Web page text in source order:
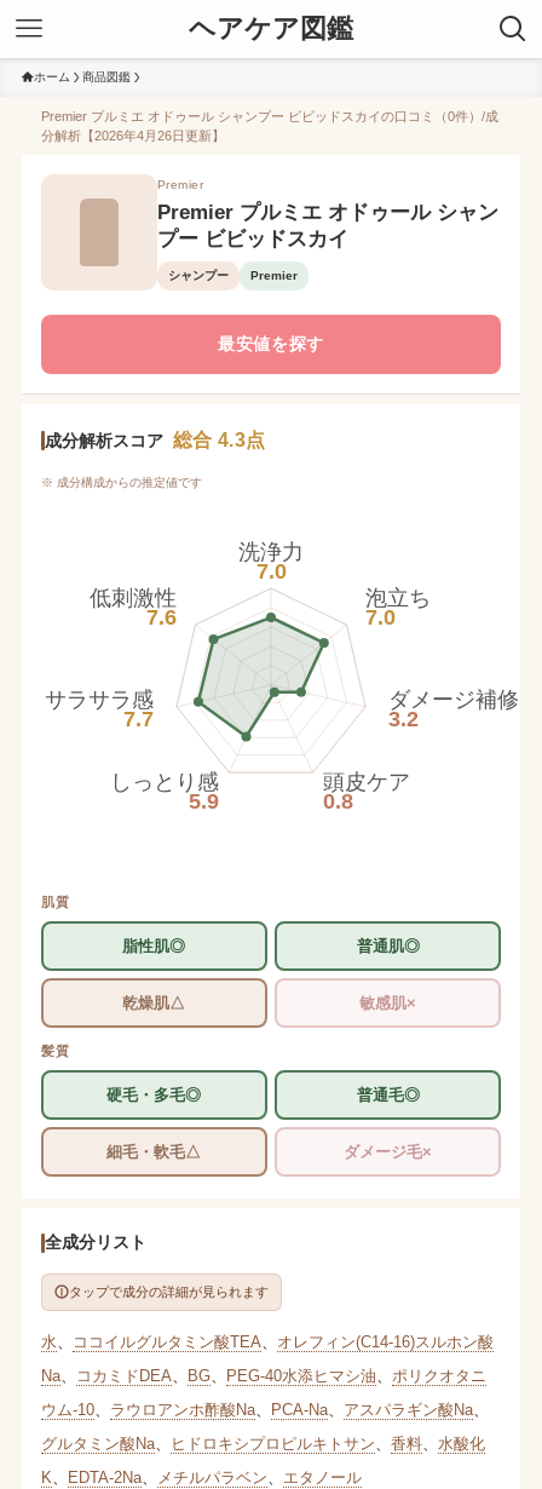
ヘアケア図鑑
ホーム 商品図鑑
Premier プルミエ オドゥール シャンプー ビビッドスカイの口コミ（0件）/成
分解析【2026年4月26日更新】
Premier
Premier プルミエ オドゥール シャン
プー ビビッドスカイ
シャンプー Premier
最安値を探す
成分解析スコア 総合 4.3点
※ 成分構成からの推定値です
洗浄力
7.0
泡立ち
7.0
ダメージ補修
3.2
頭皮ケア
0.8
しっとり感
5.9
サラサラ感
7.7
低刺激性
7.6
肌質
脂性肌◎ 普通肌◎
乾燥肌△ 敏感肌×
髪質
硬毛・多毛◎ 普通毛◎
細毛・軟毛△ ダメージ毛×
全成分リスト
タップで成分の詳細が見られます
水 ココイルグルタミン酸TEA
オレフィン(C14-16)スルホン酸
Na、 コカミドDEA BG、 PEG-40水添ヒマシ油
ポリクオタニ
ウム-10、 ラウロアンホ酢酸Na、 PCA-Na、 アスパラギン酸Na、
グルタミン酸Na、 ヒドロキシプロピルキトサン 香料、 水酸化
K
EDTA-2Na、 メチルパラベン エタノール